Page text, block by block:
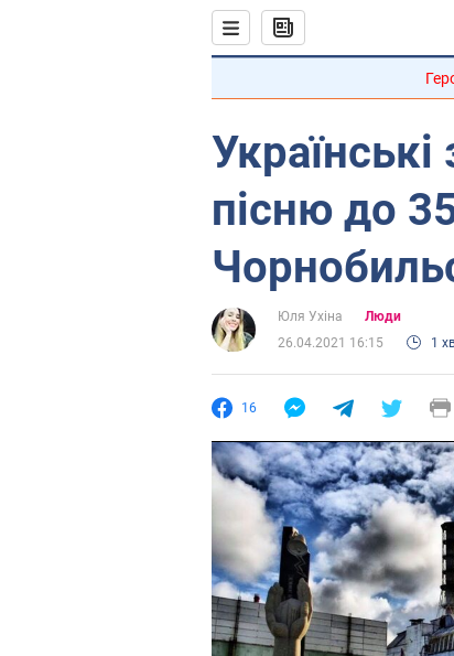
пісню до
Юля Ухіна
Люди
26.04.2021 16:15
1
16